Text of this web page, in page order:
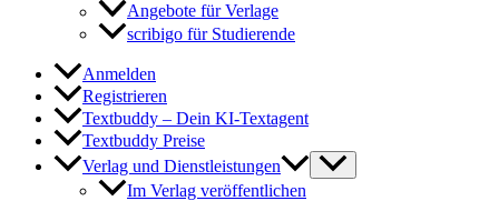
Angebote für Verlage
scribigo für Studierende
Anmelden
Registrieren
Textbuddy – Dein KI-Textagent
Textbuddy Preise
Verlag und Dienstleistungen
Im Verlag veröffentlichen